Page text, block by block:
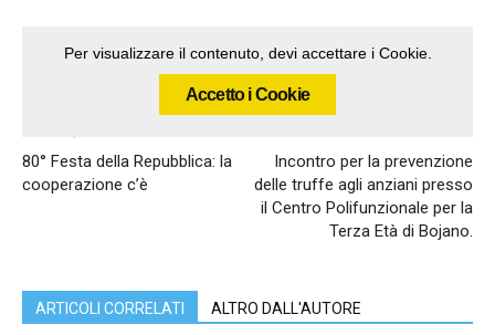
Per visualizzare il contenuto, devi accettare i Cookie.
Accetto i Cookie
80° Festa della Repubblica: la
cooperazione c’è
Incontro per la prevenzione
delle truffe agli anziani presso
il Centro Polifunzionale per la
Terza Età di Bojano.
ARTICOLI CORRELATI ALTRO DALL'AUTORE